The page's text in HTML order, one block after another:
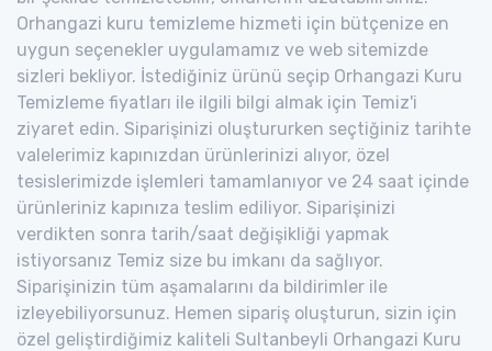
Orhangazi kuru temizleme hizmeti için bütçenize en
uygun seçenekler uygulamamız ve web sitemizde
sizleri bekliyor. İstediğiniz ürünü seçip Orhangazi Kuru
Temizleme fiyatları ile ilgili bilgi almak için Temiz'i
ziyaret edin. Siparişinizi oluştururken seçtiğiniz tarihte
valelerimiz kapınızdan ürünlerinizi alıyor, özel
tesislerimizde işlemleri tamamlanıyor ve 24 saat içinde
ürünleriniz kapınıza teslim ediliyor. Siparişinizi
verdikten sonra tarih/saat değişikliği yapmak
istiyorsanız Temiz size bu imkanı da sağlıyor.
Siparişinizin tüm aşamalarını da bildirimler ile
izleyebiliyorsunuz. Hemen sipariş oluşturun, sizin için
özel geliştirdiğimiz kaliteli Sultanbeyli Orhangazi Kuru